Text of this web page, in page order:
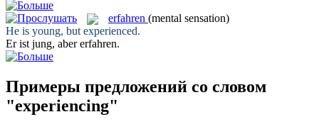
erfahren (mental sensation)
He is young, butexperienced.
Er ist jung, abererfahren.
Примеры предложений со словом
"experiencing"